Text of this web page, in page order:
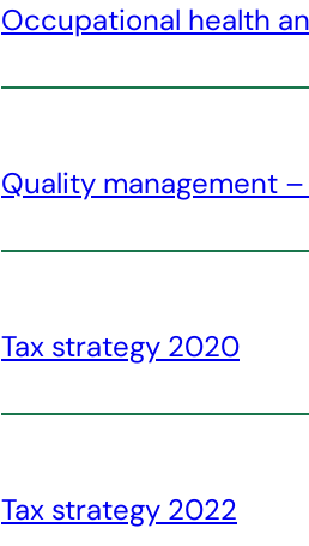
Occupational health
Quality management –
Tax strategy 2020
Tax strategy 2022